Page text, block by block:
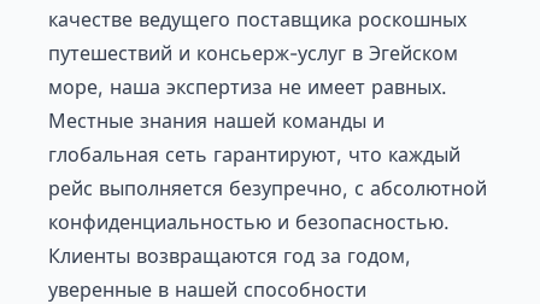
качестве ведущего поставщика роскошных
путешествий и консьерж-услуг в Эгейском
море, наша экспертиза не имеет равных.
Местные знания нашей команды и
глобальная сеть гарантируют, что каждый
рейс выполняется безупречно, с абсолютной
конфиденциальностью и безопасностью.
Клиенты возвращаются год за годом,
уверенные в нашей способности